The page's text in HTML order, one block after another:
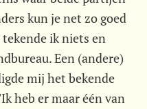
kun je net zo goed
ik niets en
Een (andere)
mij het bekende
heb er maar één van